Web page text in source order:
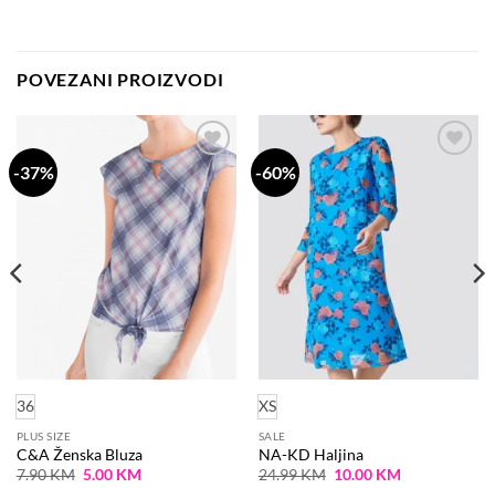
POVEZANI PROIZVODI
-37%
Dodaj
na
listu
želja
36
PLUS SIZE
C&A Ženska Bluza
7.90KM Original
5.00 KMCurrent
-60%
XS
SALE
NA-KD Haljina
24.99KM Original
10.00 KMCurrent